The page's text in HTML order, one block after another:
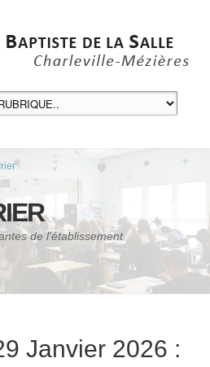
de l'établissement
Janvier 2026 :